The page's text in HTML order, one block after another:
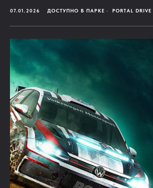
07.01.2026 ДОСТУПНО В ПАРКЕ PORTAL DRIVE